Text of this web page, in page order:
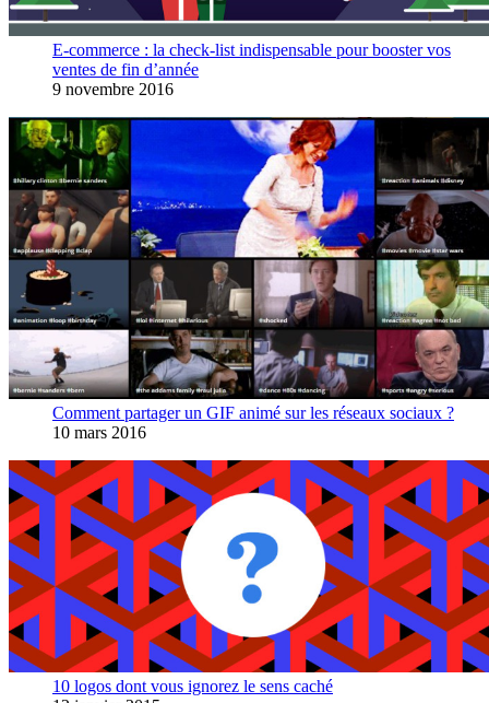
E-commerce : la check-list indispensable pour booster vos
ventes de fin d’année
9 novembre 2016
Comment partager un GIF animé sur les réseaux sociaux ?
10 mars 2016
10 logos dont vous ignorez le sens caché